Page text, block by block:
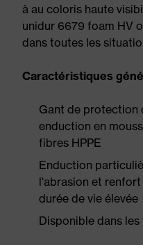
à au coloris haute
unidur 6679 foam HV
dans toutes les
Caractéristiques
Gant de protection
enduction en
fibres HPPE
Enduction
l'abrasion et
durée de vie élevée
Disponible dans les